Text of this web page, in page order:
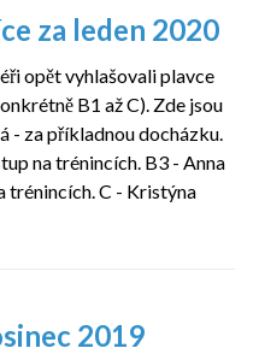
za leden 2020
opět vyhlašovali plavce
B1 až C). Zde jsou
- za příkladnou docházku.
na trénincích. B3 - Anna
trénincích. C - Kristýna
2019